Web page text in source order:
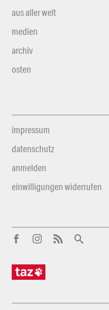
aus aller welt
medien
archiv
osten
impressum
datenschutz
anmelden
einwilligungen widerrufen